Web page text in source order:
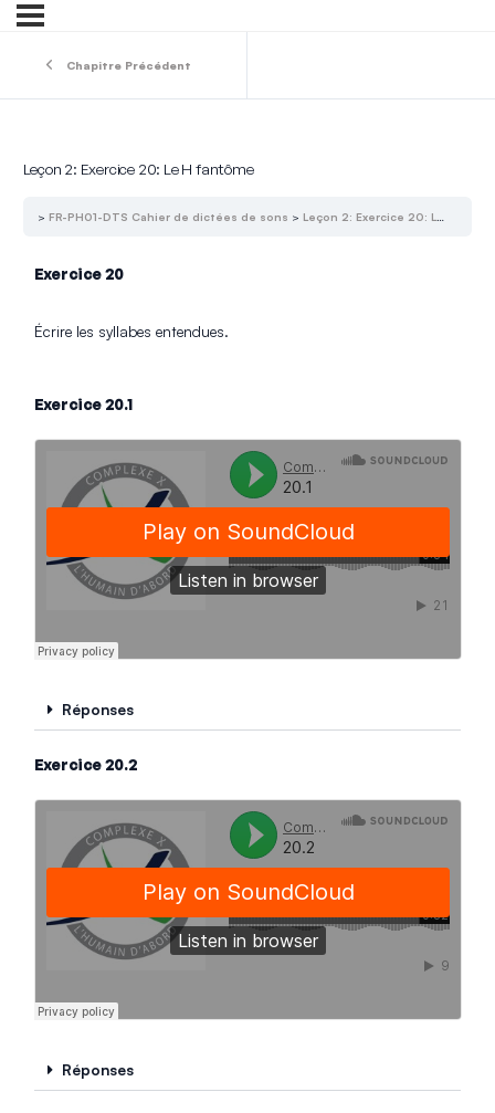
Chapitre Précédent
Leçon 2: Exercice 20: Le H fantôme
FR-PH01-DTS Cahier de dictées de sons Leçon 2: Exercice 20: Le H fantôme
Exercice 20
Écrire les syllabes entendues.
Exercice 20.1
Réponses
Exercice 20.2
Réponses